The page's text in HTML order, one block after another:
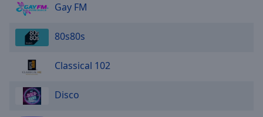
Gay FM
80s80s
Classical 102
Disco